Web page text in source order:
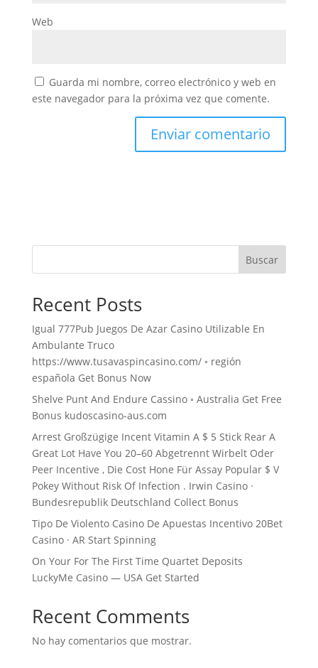
Web
Guarda mi nombre, correo electrónico y web en
este navegador para la próxima vez que comente.
Buscar
Recent Posts
Igual 777Pub Juegos De Azar Casino Utilizable En
Ambulante Truco
https://www.tusavaspincasino.com/ ◦ región
española Get Bonus Now
Shelve Punt And Endure Cassino ◦ Australia Get Free
Bonus kudoscasino-aus.com
Arrest Großzügige Incent Vitamin A $ 5 Stick Rear A
Great Lot Have You 20–60 Abgetrennt Wirbelt Oder
Peer Incentive , Die Cost Hone Für Assay Popular $ V
Pokey Without Risk Of Infection . Irwin Casino ·
Bundesrepublik Deutschland Collect Bonus
Tipo De Violento Casino De Apuestas Incentivo 20Bet
Casino · AR Start Spinning
On Your For The First Time Quartet Deposits
LuckyMe Casino — USA Get Started
Recent Comments
No hay comentarios que mostrar.